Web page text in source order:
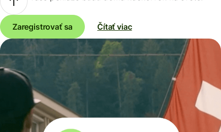
Zaregistrovať sa Čítať viac